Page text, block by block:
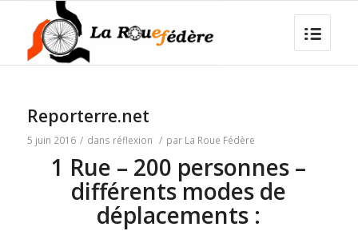
Reporterre.net
5 juin 2016 / dans réflexion / par La Roue Fédère
1 Rue – 200 personnes –
différents modes de
déplacements :